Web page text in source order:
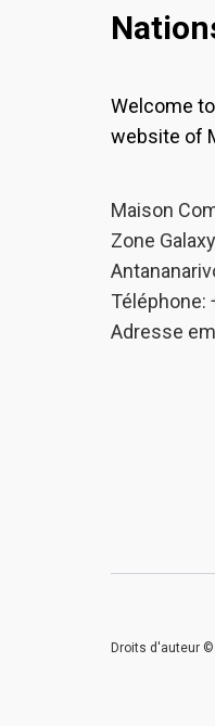
Welcome
website of
Maison
Zone
Adresse
Droits d'auteur